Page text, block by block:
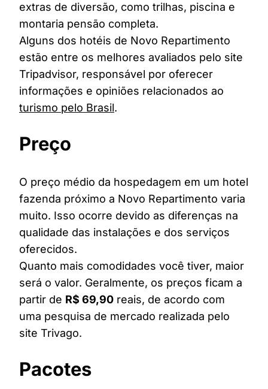
extras de diversão, como trilhas, piscina e
montaria pensão completa.
Alguns dos hotéis de Novo Repartimento
estão entre os melhores avaliados pelo site
Tripadvisor, responsável por oferecer
informações e opiniões relacionados ao
turismo pelo Brasil.
Preço
O preço médio da hospedagem em um hotel
fazenda próximo a Novo Repartimento varia
muito. Isso ocorre devido as diferenças na
qualidade das instalações e dos serviços
oferecidos.
Quanto mais comodidades você tiver, maior
será o valor. Geralmente, os preços ficam a
partir de R$ 69,90 reais, de acordo com
uma pesquisa de mercado realizada pelo
site Trivago.
Pacotes